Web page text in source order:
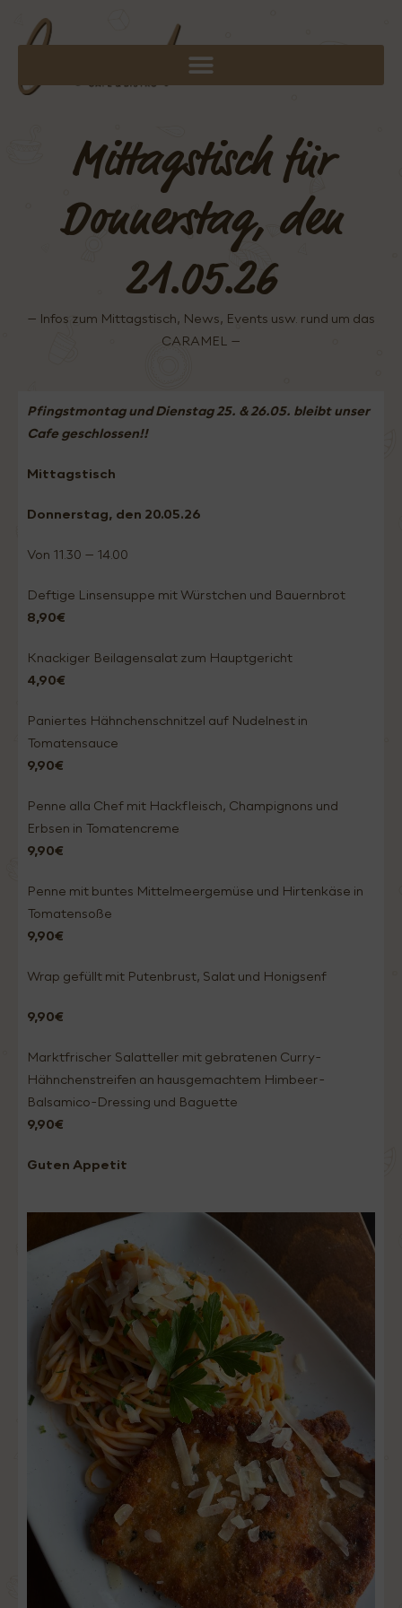
Mittagstisch für
Donnerstag, den
21.05.26
– Infos zum Mittagstisch, News, Events usw. rund um das
CARAMEL –
Pfingstmontag und Dienstag 25. & 26.05. bleibt unser
Cafe geschlossen!!
Mittagstisch
Donnerstag, den 20.05.26
Von 11.30 – 14.00
Deftige Linsensuppe mit Würstchen und Bauernbrot
8,90€
Knackiger Beilagensalat zum Hauptgericht
4,90€
Paniertes Hähnchenschnitzel auf Nudelnest in
Tomatensauce
9,90€
Penne alla Chef mit Hackfleisch, Champignons und
Erbsen in Tomatencreme
9,90€
Penne mit buntes Mittelmeergemüse und Hirtenkäse in
Tomatensoße
9,90€
Wrap gefüllt mit Putenbrust, Salat und Honigsenf
9,90€
Marktfrischer Salatteller mit gebratenen Curry-
Hähnchenstreifen an hausgemachtem Himbeer-
Balsamico-Dressing und Baguette
9,90€
Guten Appetit